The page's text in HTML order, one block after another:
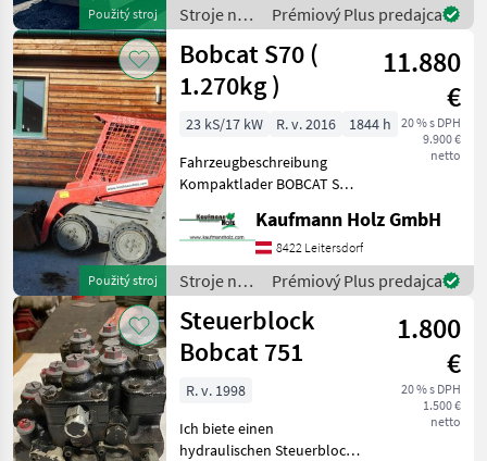
Použitý stroj Kippla
Stroje na
stavbu /
Bobcat
Prémiový Plus predajca
Použitý stroj
Bobcat S70 (
1.270kg )
11.880
€
20 % s DPH
9.900 €
netto
23 kS/17 kW R. v. 2016
1844 h
Fahrzeugbeschreibung
Kompaktlader BOBCAT S70
Stunden 1.228 KG 17, 2 KW -
incl. Schaufel - mech.
Schnellwechsler -
Zusatzkreis
Kaufmann Holz GmbH
8422 Leitersdorf
Stroje na
stavbu /
Bobcat
Prémiový Plus predajca
Steuerblock
Bobcat 751
1.800
€
20 % s DPH
1.500 €
netto
R. v. 1998
Ich biete einen
hydraulischen Steuerblock,